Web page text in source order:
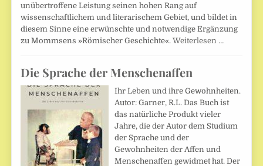
unübertroffene Leistung seinen hohen Rang auf
wissenschaftlichem und literarischem Gebiet, und bildet in
diesem Sinne eine erwünschte und notwendige Ergänzung
zu Mommsens »Römischer Geschichte«.Weiterlesen …
Die Sprache der Menschenaffen
Ihr Leben und ihre Gewohnheiten.
Autor: Garner, R.L. Das Buch ist
das natürliche Produkt vieler
Jahre, die der Autor dem Studium
der Sprache und der
Gewohnheiten der Affen und
Menschenaffen gewidmet hat. Der